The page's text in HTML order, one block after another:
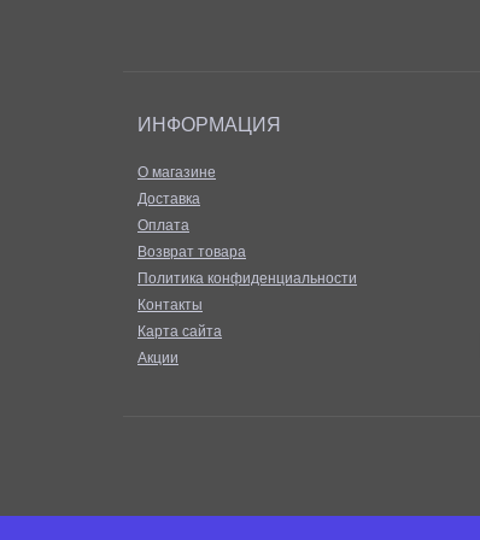
ИНФОРМАЦИЯ
О магазине
Доставка
Оплата
Возврат товара
Политика конфиденциальности
Контакты
Карта сайта
Акции